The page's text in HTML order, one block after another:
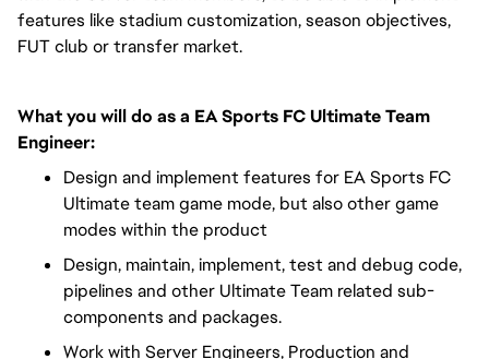
features like stadium customization, season objectives,
FUT club or transfer market.
What you will do as a EA Sports FC Ultimate Team
Engineer:
Design and implement features for EA Sports FC
Ultimate team game mode, but also other game
modes within the product
Design, maintain, implement, test and debug code,
pipelines and other Ultimate Team related sub-
components and packages.
Work with Server Engineers, Production and